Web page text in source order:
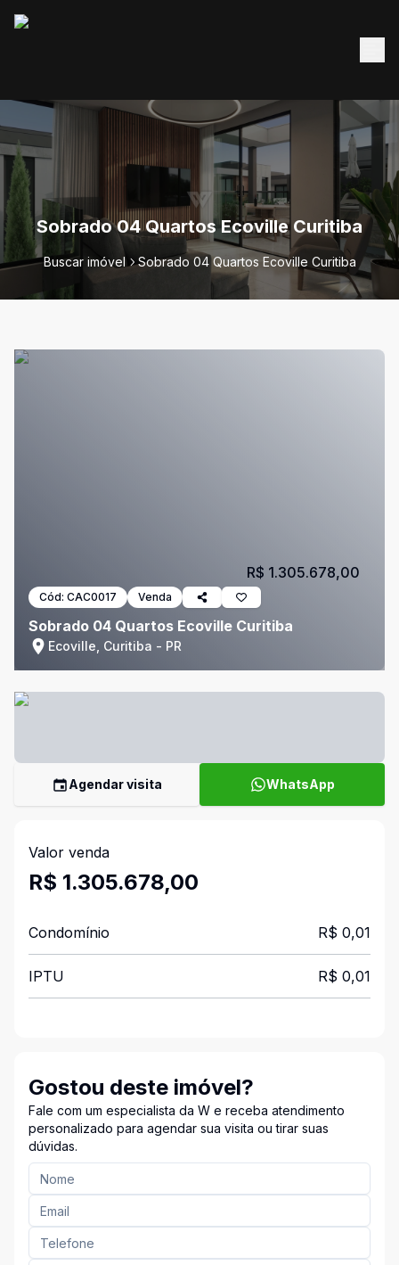
Sobrado 04 Quartos Ecoville Curitiba
Buscar imóvel Sobrado 04 Quartos Ecoville Curitiba
Cód: CAC0017 Venda
Sobrado 04 Quartos Ecoville Curitiba
Ecoville, Curitiba - PR
R$ 1.305.678,00
Agendar visita WhatsApp
Valor venda
R$ 1.305.678,00
Condomínio R$ 0,01
IPTU R$ 0,01
Gostou deste imóvel?
Fale com um especialista da W e receba atendimento
personalizado para agendar sua visita ou tirar suas
dúvidas.